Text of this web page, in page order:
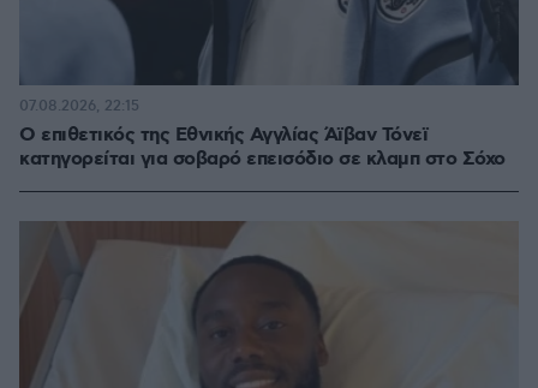
Ο επιθετικός της Εθνικής Αγγλίας Άϊβαν Τόνεϊ
κατηγορείται για σοβαρό επεισόδιο σε κλαμπ στο Σόχο
07.08.2026, 22:15